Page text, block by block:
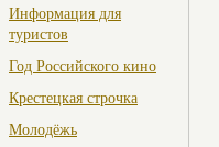
Информация для
туристов
Год Российского кино
Крестецкая строчка
Молодёжь